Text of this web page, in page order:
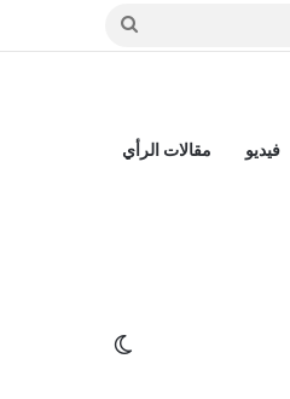
فيديو مقالات الرأي